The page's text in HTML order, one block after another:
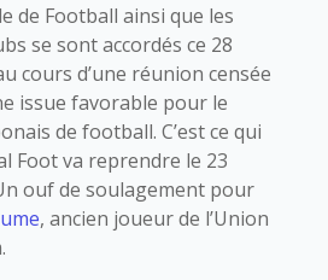
de Football ainsi que les
se sont accordés ce 28
cours d’une réunion censée
issue favorable pour le
de football. C’est ce qui
Foot va reprendre le 23
ouf de soulagement pour
, ancien joueur de l’Union